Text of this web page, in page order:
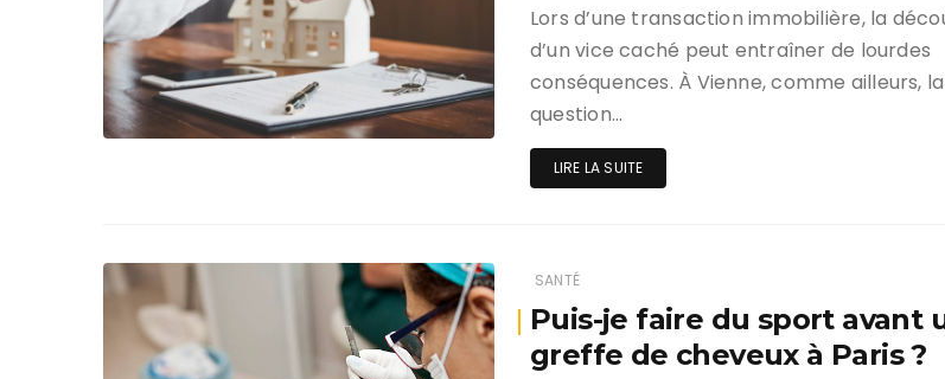
Lors d’une transaction immobilière, la
d’un vice caché peut entraîner de lourdes
conséquences. À Vienne, comme ailleurs, la
question…
LIRE LA SUITE
SANTÉ
Puis-je faire du sport avant
greffe de cheveux à Paris ?